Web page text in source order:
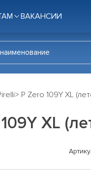
ВАКАНСИИ
P Zero 109Y XL
XL